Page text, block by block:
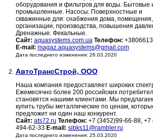
оборудования и фильтров для воды. Бытовые
промышленные. Насосы: Поверхностные и
скважинные для: снабжения дома, помещения,
организации, производства, повышения
Дренажные. Фекальные.
Сайт: aquasystems.com.ua Телефон:
E-mail: magaz.aquasystems@gmail.com
Дата последнего изменения: 26.03.2020
2. АвтоТрансСтрой, ООО
Наша компания предоставляет широких
Ежемесячно более 200 российских
становятся нашими клиентами. Мы
купить трубы металлические по ценам,
предложит ни один наш конкурент.
Сайт: ats72.ru Телефон: +7 (3452)99-66-88, +7
494-62-33 E-mail: sibks11@rambler.ru
Дата последнего изменения: 25.03.2020